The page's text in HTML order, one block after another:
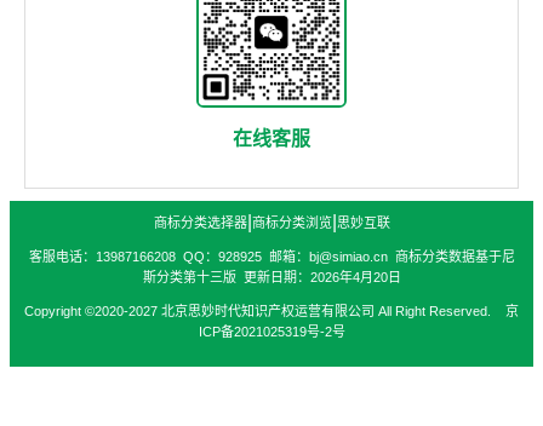
在线客服
商标分类选择器| 商标分类浏览| 思妙互联
客服电话：13987166208 QQ：928925 邮箱：bj@simiao.cn 商标分类数据基于尼
斯分类第十三版 更新日期：2026年4月20日
Copyright ©2020-2027 北京思妙时代知识产权运营有限公司 All Right Reserved. 京
ICP备2021025319号-2号